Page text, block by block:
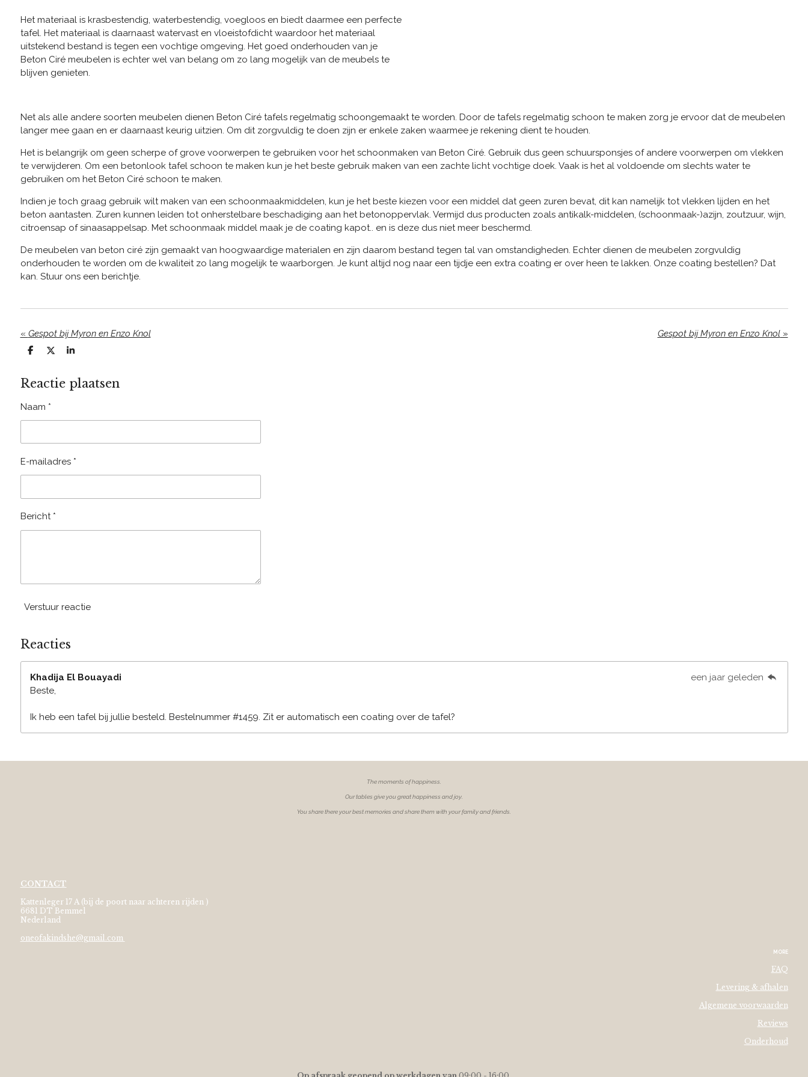
Het materiaal is krasbestendig, waterbestendig, voegloos en biedt daarmee een perfecte
tafel. Het materiaal is daarnaast watervast en vloeistofdicht waardoor het materiaal
uitstekend bestand is tegen een vochtige omgeving. Het goed onderhouden van je
Beton Ciré meubelen is echter wel van belang om zo lang mogelijk van de meubels te
blijven genieten.
Net als alle andere soorten meubelen dienen Beton Ciré tafels regelmatig schoongemaakt te worden. Door de tafels regelmatig schoon te maken zorg je ervoor dat de meubelen
langer mee gaan en er daarnaast keurig uitzien. Om dit zorgvuldig te doen zijn er enkele zaken waarmee je rekening dient te houden.
Het is belangrijk om geen scherpe of grove voorwerpen te gebruiken voor het schoonmaken van Beton Ciré. Gebruik dus geen schuursponsjes of andere voorwerpen om vlekken
te verwijderen. Om een betonlook tafel schoon te maken kun je het beste gebruik maken van een zachte licht vochtige doek. Vaak is het al voldoende om slechts water te
gebruiken om het Beton Ciré schoon te maken.
Indien je toch graag gebruik wilt maken van een schoonmaakmiddelen, kun je het beste kiezen voor een middel dat geen zuren bevat, dit kan namelijk tot vlekken lijden en het
beton aantasten. Zuren kunnen leiden tot onherstelbare beschadiging aan het betonoppervlak. Vermijd dus producten zoals antikalk-middelen, (schoonmaak-)azijn, zoutzuur, wijn,
citroensap of sinaasappelsap. Met schoonmaak middel maak je de coating kapot.. en is deze dus niet meer beschermd.
De meubelen van beton ciré zijn gemaakt van hoogwaardige materialen en zijn daarom bestand tegen tal van omstandigheden. Echter dienen de meubelen zorgvuldig
onderhouden te worden om de kwaliteit zo lang mogelijk te waarborgen. Je kunt altijd nog naar een tijdje een extra coating er over heen te lakken. Onze coating bestellen? Dat
kan. Stuur ons een berichtje.
« Gespot bij Myron en Enzo Knol Gespot bij Myron en Enzo Knol»
D
e
n
D
l
S
r
e
Reactie plaatsen
Naam *
E-mailadres *
Bericht *
Verstuur reactie
Reacties
Khadija El Bouayadi
een jaar geleden
Beste,
Ik heb een tafel bij jullie besteld. Bestelnummer #1459. Zit er automatisch een coating over de tafel?
The moments ofhappiness.
Our tables give you great happiness and joy.
You share there your best memories and share them with your family and friends.
CONTACT
Kattenleger 17 A (bij de poort naar achteren rijden )
6681 DT Bemmel
Nederland
oneofakindshe@gmail.com
MORE
FAQ
Levering & afhalen
Algemene voorwaarden
Reviews
Onderhoud